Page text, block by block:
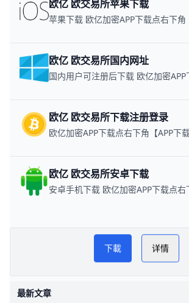
欧亿 欧交易所苹果下载
欧亿 欧交易所国内网址
欧亿 欧交易所下载注册登录
欧亿 欧交易所安卓下载
易配区币圈网
欧亿交易所
下載 详情
最新文章